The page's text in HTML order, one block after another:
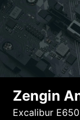
Zengin
Excalibur